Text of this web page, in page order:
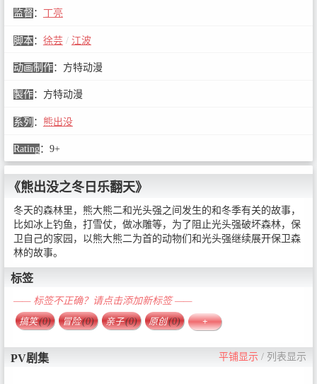
监督 ： 丁亮
脚本： 徐芸 / 江波
动画制作： 方特动漫
製作： 方特动漫
系列 ： 熊出没
Rating： 9+
《熊出没之冬日乐翻天》
冬天的森林里，熊大熊二和光头强之间发生的和冬季有关的故事，
比如冰上钓鱼，打雪仗，做冰雕等，为了阻止光头强破坏森林，保
卫自己的家园，以熊大熊二为首的动物们和光头强继续展开保卫森
林的故事。
标签
—— 标签不正确？请点击添加新标签 ——
搞笑(0) 冒险(0) 亲子(0) 原创(0) +
PV剧集 平铺显示 / 列表显示